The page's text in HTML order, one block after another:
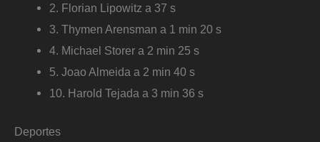
2. Florian Lipowitz a 37 s
3. Thymen Arensman a 1 min 20 s
4. Michael Storer a 2 min 25 s
5. Joao Almeida a 2 min 40 s
10. Harold Tejada a 3 min 36 s
Deportes